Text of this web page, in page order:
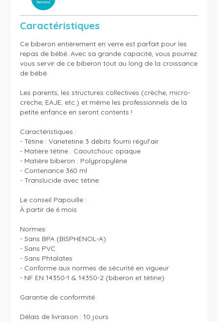
Caractéristiques
Ce biberon entièrement en verre est parfait pour les
repas de bébé. Avec sa grande capacité, vous pourrez
vous servir de ce biberon tout au long de la croissance
de bébé.
Les parents, les structures collectives (crèche, micro-
crèche, EAJE, etc.) et même les professionnels de la
petite enfance en seront contents !
Caractéristiques :
- Tétine : Varietetine 3 débits fourni régul'air
- Matière tétine : Caoutchouc opaque
- Matière biberon : Polypropylène
- Contenance 360 ml
- Translucide avec tétine
Le conseil Papouille :
À partir de 6 mois
Normes:
- Sans BPA (BISPHENOL-A)
- Sans PVC
- Sans Phtalates
- Conforme aux normes de sécurité en vigueur
- NF EN 14350-1 & 14350-2 (biberon et tétine)
Garantie de conformité
Délais de livraison : 10 jours